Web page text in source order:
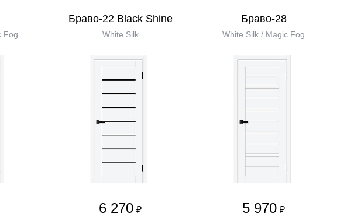
Fog
Браво-22 Black Shine
White Silk
6 270 ₽
Браво-28
White Silk / Magic Fog
5 970 ₽